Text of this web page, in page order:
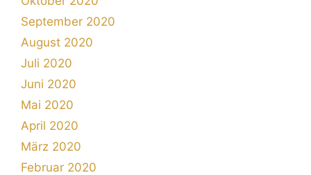
September 2020
August 2020
Juli 2020
Juni 2020
Mai 2020
April 2020
März 2020
Februar 2020